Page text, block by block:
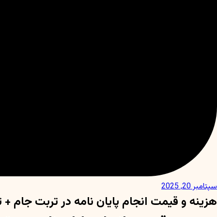
سپتامبر 20, 2025
هزینه و قیمت انجام پایان نامه در تربت جام